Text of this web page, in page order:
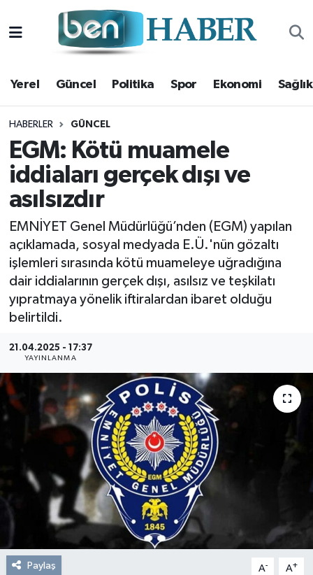
Yerel Güncel Politika Spor Ekonomi Sağlık
HABERLER GÜNCEL
EGM: Kötü muamele
iddiaları gerçek dışı ve
asılsızdır
EMNİYET Genel Müdürlüğü’nden (EGM) yapılan
açıklamada, sosyal medyada E.Ü.'nün gözaltı
işlemleri sırasında kötü muameleye uğradığına
dair iddialarının gerçek dışı, asılsız ve teşkilatı
yıpratmaya yönelik iftiralardan ibaret olduğu
belirtildi.
21.04.2025 - 17:37
YAYINLANMA
Paylaş A- A+
Yerel
Güncel
Politika
Spor
Ekonomi
Sağlık
Magazin
Kültür Sanat
Röportajlar
Hava Durumu
Trafik Durumu
Süper Lig Puan Durumu ve Fikstür
Tüm Manşetler
Son Dakika Haberleri
Haber Arşivi